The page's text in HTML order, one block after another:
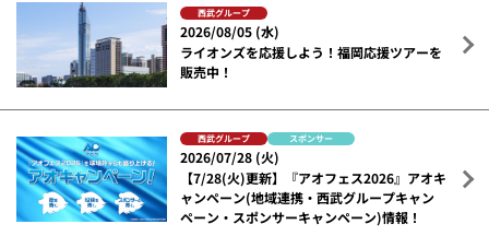
西武グループ
2026/08/05 (水)
ライオンズを応援しよう！福岡応援ツアーを
販売中！
西武グループ スポンサー
2026/07/28 (火)
【7/28(火)更新】『アオフェス2026』アオキ
ャンペーン(地域連携・西武グループキャン
ペーン・スポンサーキャンペーン)情報！